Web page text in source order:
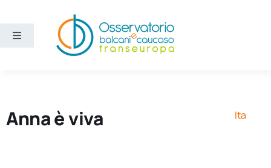
contenuto
Toggle
Anna è viva Ita